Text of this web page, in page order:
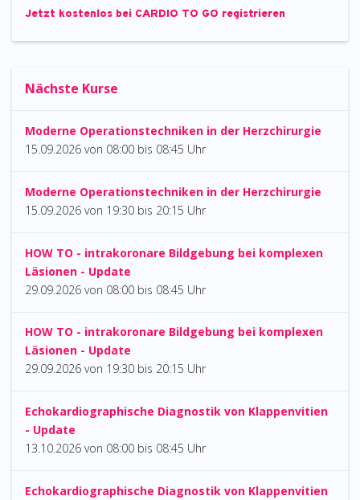
Jetzt kostenlos bei CARDIO TO GO registrieren
Nächste Kurse
Moderne Operationstechniken in der Herzchirurgie
15.09.2026 von 08:00 bis 08:45 Uhr
Moderne Operationstechniken in der Herzchirurgie
15.09.2026 von 19:30 bis 20:15 Uhr
HOW TO - intrakoronare Bildgebung bei komplexen
Läsionen - Update
29.09.2026 von 08:00 bis 08:45 Uhr
HOW TO - intrakoronare Bildgebung bei komplexen
Läsionen - Update
29.09.2026 von 19:30 bis 20:15 Uhr
Echokardiographische Diagnostik von Klappenvitien
- Update
13.10.2026 von 08:00 bis 08:45 Uhr
Echokardiographische Diagnostik von Klappenvitien